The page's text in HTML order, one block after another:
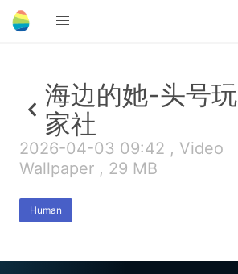
海边的她-头号玩
家社
2026-04-03 09:42 , Video
Wallpaper , 29 MB
Human